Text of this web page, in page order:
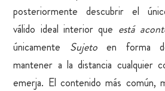
posteriormente descubrir el
válido ideal interior que está
únicamente Sujetoen forma
mantener a la distancia cualquier
emerja. El contenido más común,